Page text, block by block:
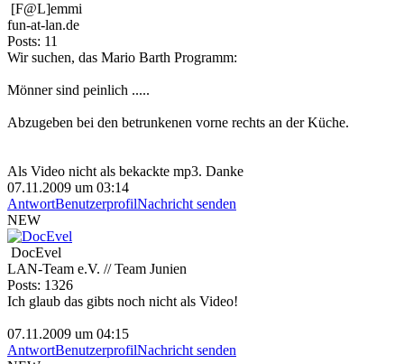
[F@L]emmi
fun-at-lan.de
Posts: 11
Wir suchen, das Mario Barth Programm:
Mönner sind peinlich .....
Abzugeben bei den betrunkenen vorne rechts an der Küche.
Als Video nicht als bekackte mp3. Danke
07.11.2009 um 03:14
AntwortBenutzerprofilNachricht senden
NEW
DocEvel
LAN-Team e.V. // Team Junien
Posts: 1326
Ich glaub das gibts noch nicht als Video!
07.11.2009 um 04:15
AntwortBenutzerprofilNachricht senden